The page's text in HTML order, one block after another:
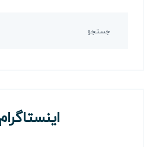
اینستاگرام